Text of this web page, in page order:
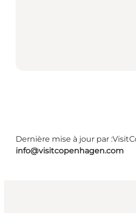
Dernière mise à jour par :
info@visitcopenhagen.com